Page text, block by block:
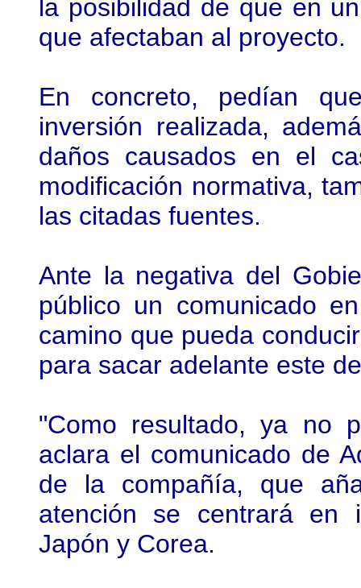
la posibilidad de que en
que afectaban al proyecto.
En concreto, pedían
inversión realizada,
daños causados en el
modificación normativa,
las citadas fuentes.
Ante la negativa del
público un comunicado
camino que pueda
para sacar adelante este
"Como resultado, ya no
aclara el comunicado de
de la compañía, que
atención se centrará en
Japón y Corea.